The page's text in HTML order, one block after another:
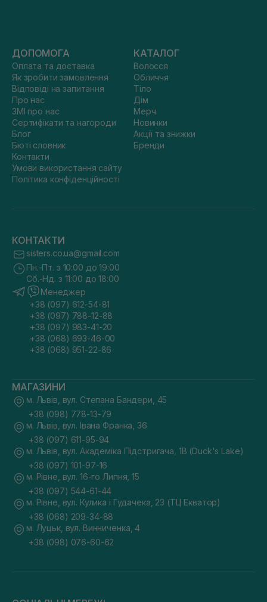
ДОПОМОГА
Оплата та доставка
Як зробити замовлення
Відповіді на запитання
Про нас
ЗМІ про нас
Сертифікати та нагороди
Блог
Бюті словник
Контакти
Умови використання сайту
Політика конфіденційності
КАТАЛОГ
Волосся
Обличчя
Тіло
Дім
Мерч
Новинки
Акції та знижки
Бренди
КОНТАКТИ
sisters.co.ua@gmail.com
Пн.-Пт. з 10:00 до 19:00
Сб.-Нд. з 11:00 до 18:00
Менеджер
+38 (097) 612-54-81
+38 (097) 788-12-88
+38 (097) 983-41-20
+38 (068) 693-46-00
+38 (068) 951-22-86
МАГАЗИНИ
м. Львів, вул. Степана Бандери, 45
+38 (098) 778-13-79
м. Львів, вул. Івана Франка, 36
+38 (097) 611-95-94
м. Львів, вул. Академіка Підстригача, 1В (Duck's Lake)
+38 (097) 101-97-16
м. Рівне, вул. 16-го Липня, 15
+38 (097) 544-61-44
м. Рівне, вул. Кулика і Гудачека, 23 (ТЦ Екватор)
+38 (068) 209-34-88
м. Луцьк, вул. Винниченка, 4
+38 (098) 076-60-62